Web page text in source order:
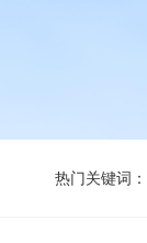
热门关键词：